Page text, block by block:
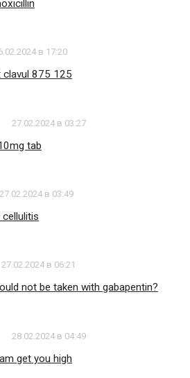
в 17:20
clavul 875 125
27.02.2024 в 03:27
tab
27.02.2024 в 03:49
27.02.2024 в 06:21
not be taken with gabapentin?
28.02.2024 в 04:49
get you high